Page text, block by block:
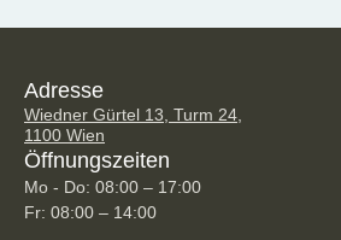
Adresse
Wiedner Gürtel 13, Turm 24,
1100 Wien
Öffnungszeiten
Mo - Do: 08:00 – 17:00
Fr: 08:00 – 14:00